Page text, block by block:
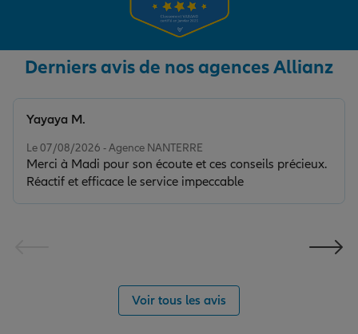
Derniers avis de nos agences Allianz
Le 07/08/2026 - Agence NANTERRE
Merci à Madi pour son écoute et ces conseils précieux.
Réactif et efficace le service impeccable
Yayaya M.
Voir tous les avis